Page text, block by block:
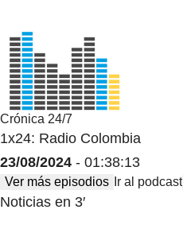
Crónica 24/7
1x24: Radio Colombia
23/08/2024 - 01:38:13
Ver más episodios Ir al podcast
Noticias en 3′